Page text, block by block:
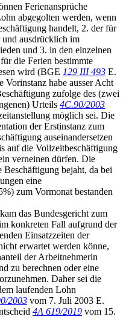
Ferienansprüche
abgegolten werden, wenn
handelt, 2. der für
ausdrücklich im
und 3. in den einzelnen
die Ferien bestimmte
wird (BGE 129 III 493 E.
habe ausser Acht
zufolge des (zwei
Urteils 4C.90/2003
möglich sei. Die
der Erstinstanz zum
auseinandersetzen
auf die Vollzeitbeschäftigung
verneinen dürfen. Die
Beschäftigung bejaht, da bei
eine
zum Vormonat bestanden
kam das Bundesgericht zum
konkreten Fall aufgrund der
Einsatzzeiten der
erwartet werden könne,
der Arbeitnehmerin
zu berechnen oder eine
Daher sei die
laufenden Lohn
2003 vom 7. Juli 2003 E.
4A 619/2019 vom 15.